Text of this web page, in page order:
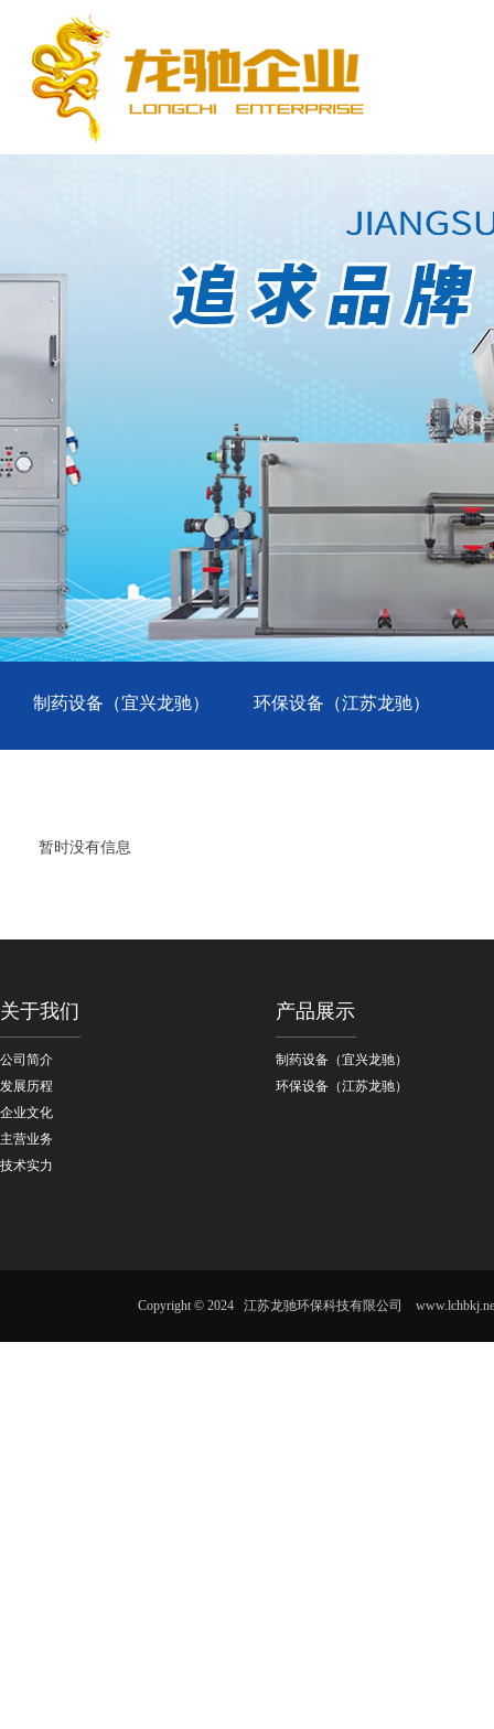
制药设备（宜兴龙驰） 环保设备（江苏龙驰）
暂时没有信息
关于我们
公司简介
发展历程
企业文化
主营业务
技术实力
产品展示
制药设备（宜兴龙驰）
环保设备（江苏龙驰）
Copyright © 2024 江苏龙驰环保科技有限公司